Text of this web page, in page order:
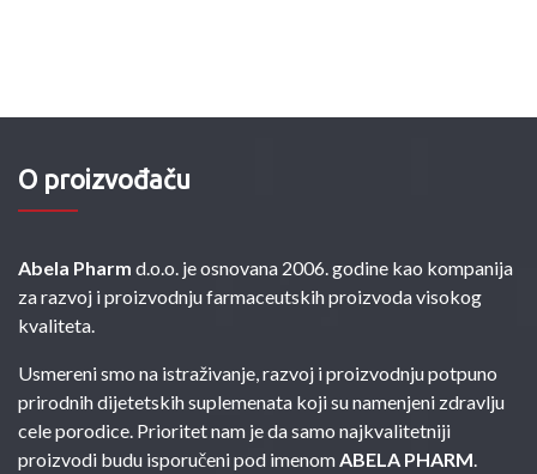
O proizvođaču
Abela Pharm d.o.o. je osnovana 2006. godine kao kompanija
za razvoj i proizvodnju farmaceutskih proizvoda visokog
kvaliteta.
Usmereni smo na istraživanje, razvoj i proizvodnju potpuno
prirodnih dijetetskih suplemenata koji su namenjeni zdravlju
cele porodice. Prioritet nam je da samo najkvalitetniji
proizvodi budu isporučeni pod imenomABELA PHARM.